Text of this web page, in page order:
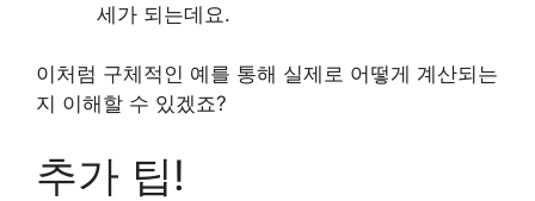
세가 되는데요.
이처럼 구체적인 예를 통해 실제로 어떻게 계산되는
지 이해할 수 있겠죠?
추가 팁!